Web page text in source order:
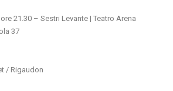
21.30 – Sestri Levante | Teatro Arena
37
/ Rigaudon